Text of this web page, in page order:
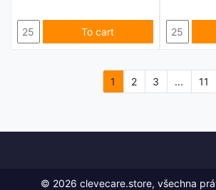
To cart
1 2 3 ... 11
© 2026 clevecare.store, všechna